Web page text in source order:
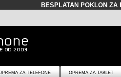
BESPLATAN POKLON ZA
ZA TELEFONE OPREMA ZA TABLET